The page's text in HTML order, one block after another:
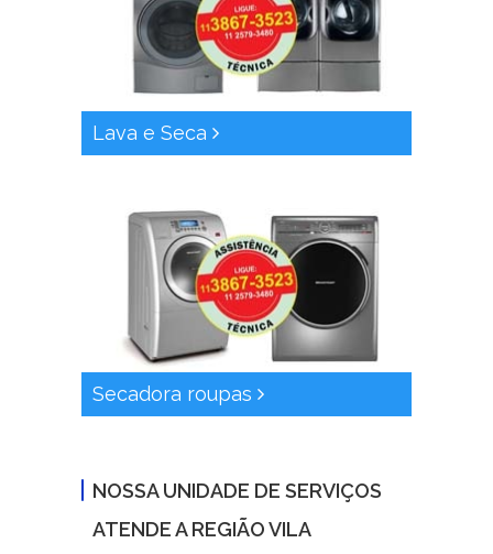
Lava e Seca
Secadora roupas
NOSSA UNIDADE DE SERVIÇOS
ATENDE A REGIÃO VILA